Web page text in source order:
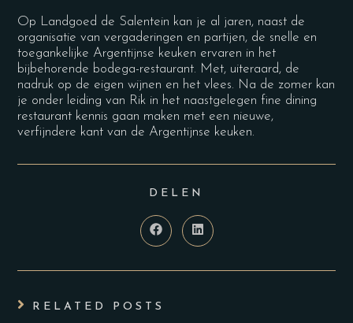
Op Landgoed de Salentein kan je al jaren, naast de
organisatie van vergaderingen en partijen, de snelle en
toegankelijke Argentijnse keuken ervaren in het
bijbehorende bodega-restaurant. Met, uiteraard, de
nadruk op de eigen wijnen en het vlees. Na de zomer kan
je onder leiding van Rik in het naastgelegen fine dining
restaurant kennis gaan maken met een nieuwe,
verfijndere kant van de Argentijnse keuken.
DELEN
RELATED POSTS